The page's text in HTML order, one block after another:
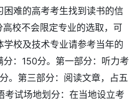
难的高考考生找到读书的信
校不会限定专业的选取，可
校及技术专业请参考当年的
：150分。第一部分：听力考
。第三部分：阅读文章，占五
试场地划分：在当地设立考